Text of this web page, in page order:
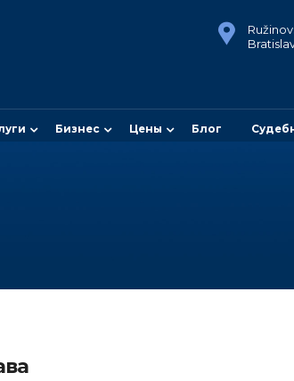
Бизнес Цены Блог